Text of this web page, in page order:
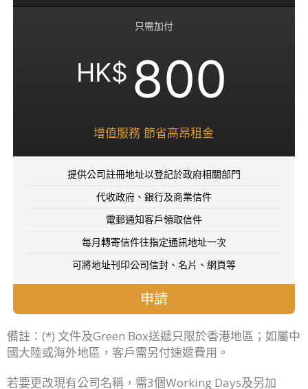
只需加付
HK$ 800
增值服務 節省高昂租金
提供公司註冊地址以登記於政府相關部門
代收政府、銀行及商業信件
電郵通知客戶領取信件
每月轉寄信件往指定通訊地址一次
可將地址刊印公司信封、名片、網頁等
申請
備註：(*) 文件及Green Box送遞只限於香港地區；如屬中
國大陸或海外地區，客戶需另付速遞費用。
若要更改現有公司名稱，需3個Working Days及另加